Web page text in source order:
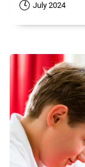
July 2024